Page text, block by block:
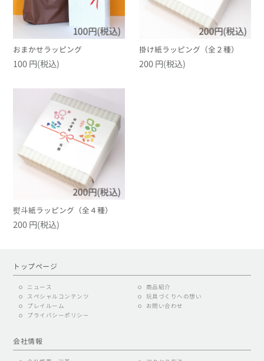
おまかせラッピング
100 円(税込)
掛け紙ラッピング（全２種）
200 円(税込)
熨斗紙ラッピング（全４種）
200 円(税込)
トップページ
ニュース
商品紹介
スペシャルコンテンツ
玩具づくりへの想い
プレイルーム
お問い合わせ
プライバシーポリシー
会社情報